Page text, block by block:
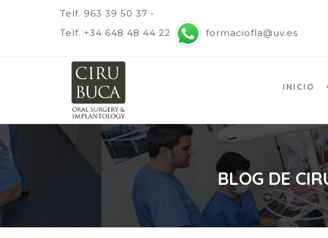
Telf. 963 39 50 37 -
Telf. +34 648 48 44 22
formaciofla@uv.es
INICIO
BLOG DE